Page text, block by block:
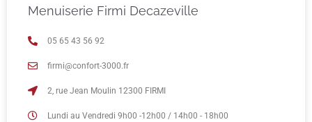
Menuiserie Firmi Decazeville
05 65 43 56 92
firmi@confort-3000.fr
2, rue Jean Moulin 12300 FIRMI
Lundi au Vendredi 9h00 -12h00 / 14h00 - 18h00